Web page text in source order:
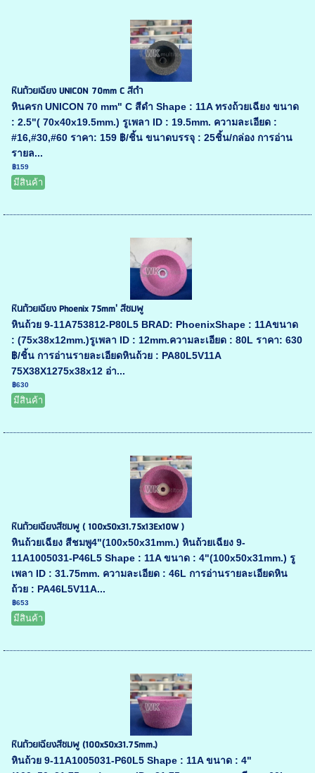
หินถ้วยเฉียง UNICON 70mm C สีดำ
หินครก UNICON 70 mm" C สีดำ Shape : 11A ทรงถ้วยเฉียง ขนาด
: 2.5"( 70x40x19.5mm.) รูเพลา ID : 19.5mm. ความละเอียด :
#16,#30,#60 ราคา: 159 ฿/ชิ้น ขนาดบรรจุ : 25ชิ้น/กล่อง การอ่าน
รายล...
฿159
มีสินค้า
หินถ้วยเฉียง Phoenix 75mm' สีชมพู
หินถ้วย 9-11A753812-P80L5 BRAD: PhoenixShape : 11Aขนาด
: (75x38x12mm.)รูเพลา ID : 12mm.ความละเอียด : 80L ราคา: 630
฿/ชิ้น การอ่านรายละเอียดหินถ้วย : PA80L5V11A
75X38X1275x38x12 อ่า...
฿630
มีสินค้า
หินถ้วยเฉียงสีชมพู ( 100x50x31.75x13Ex10W )
หินถ้วยเฉียง สีชมพู4"(100x50x31mm.) หินถ้วยเฉียง 9-
11A1005031-P46L5 Shape : 11A ขนาด : 4"(100x50x31mm.) รู
เพลา ID : 31.75mm. ความละเอียด : 46L การอ่านรายละเอียดหิน
ถ้วย : PA46L5V11A...
฿653
มีสินค้า
หินถ้วยเฉียงสีชมพู (100x50x31.75mm.)
หินถ้วย 9-11A1005031-P60L5 Shape : 11A ขนาด : 4"